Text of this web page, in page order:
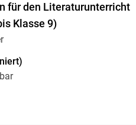
für den Literaturunterricht
Klasse 9)